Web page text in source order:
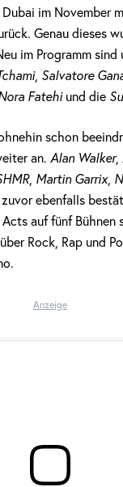
im November
Genau dieses
im Programm sind
, Salvatore
Fatehi und die
schon
an. Alan Walker,
, Martin Garrix,
ebenfalls
auf fünf Bühnen
Rock, Rap und
Anzeige